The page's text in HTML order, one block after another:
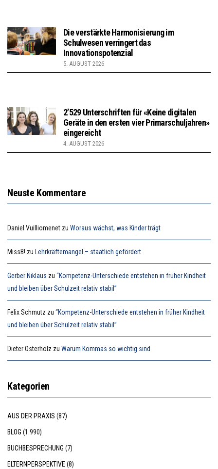
Die verstärkte Harmonisierung im
Schulwesen verringert das
Innovationspotenzial
5. AUGUST 2026
2’529 Unterschriften für «Keine digitalen
Geräte in den ersten vier Primarschuljahren»
eingereicht
4. AUGUST 2026
Neuste Kommentare
Daniel Vuilliomenet zu Woraus wächst, was Kinder trägt
MissB! zu Lehrkräftemangel – staatlich gefördert
Gerber Niklaus zu “Kompetenz-Unterschiede entstehen in früher Kindheit
und bleiben über Schulzeit relativ stabil”
Felix Schmutz zu “Kompetenz-Unterschiede entstehen in früher Kindheit
und bleiben über Schulzeit relativ stabil”
Dieter Osterholz zu Warum Kommas so wichtig sind
Kategorien
AUS DER PRAXIS (87)
BLOG (1.990)
BUCHBESPRECHUNG (7)
ELTERNPERSPEKTIVE(8)